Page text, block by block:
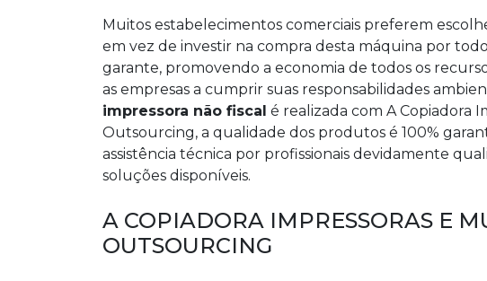
Muitos estabelecimentos comerciais preferem
em vez de investir na compra desta máquina por
garante, promovendo a economia de todos os
as empresas a cumprir suas responsabilidades
impressora não fiscal é realizada com A Copiadora
Outsourcing, a qualidade dos produtos é 100%
assistência técnica por profissionais devidamente
soluções disponíveis.
A COPIADORA IMPRESSORAS E
OUTSOURCING